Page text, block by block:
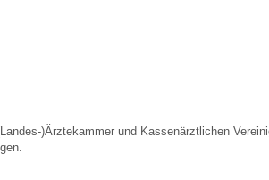
)Ärztekammer und Kassenärztlichen